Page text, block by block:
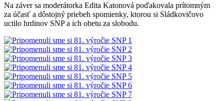
Na záver sa moderátorka Edita Katonová poďakovala prítomným
za účasť a dôstojný priebeh spomienky, ktorou si Sládkovičovo
uctilo hrdinov SNP a ich obetu za slobodu.